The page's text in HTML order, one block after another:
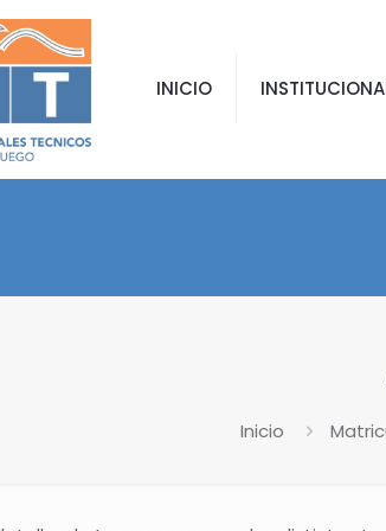
INICIO
Inicio